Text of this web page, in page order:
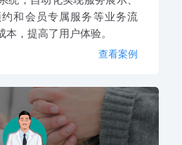
和会员专属服务等业务流
，提高了用户体验。
查看案例